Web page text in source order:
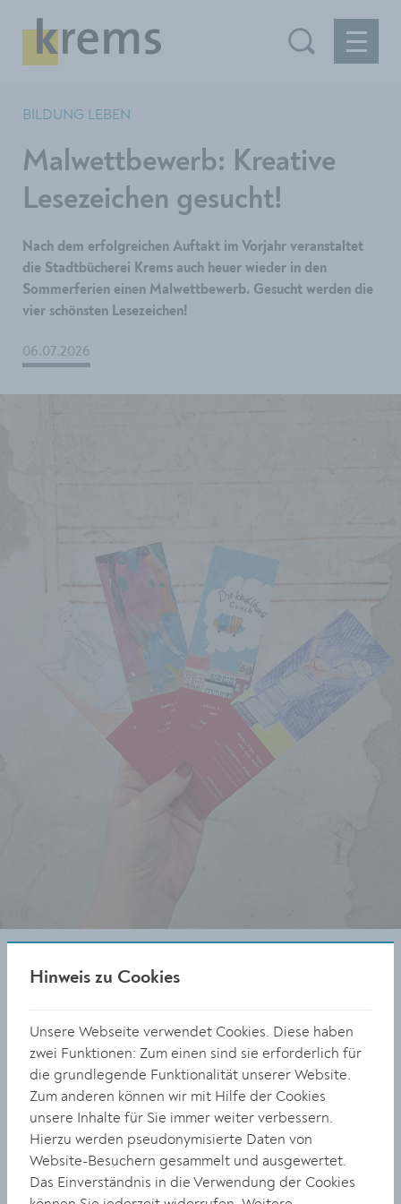
BILDUNG LEBEN
Malwettbewerb: Kreative
Lesezeichen gesucht!
Nach dem erfolgreichen Auftakt im Vorjahr veranstaltet
die Stadtbücherei Krems auch heuer wieder in den
Sommerferien einen Malwettbewerb. Gesucht werden die
vier schönsten Lesezeichen!
06.07.2026
© Stadtbücherei Krems / Julia Nicolodi
Neu ist, dass heuer nicht nur Kinder und Jugendliche,
sondern erstmals auch Erwachsene eingeladen sind,
ihre Entwürfe beim Lesezeichen-Wettbewerb
einzureichen. So funktioniert’s: Einfach ein Buch in der
Stadtbücherei ausborgen, lesen und dann passend
dazu ein Lesezeichen entwerfen. Die entsprechende
Vorlage und weitere Infos zum Wettbewerb gibt es
online (www.krems.at/buecherei) oder direkt in der
Hinweis zu Cookies
Unsere Webseite verwendet Cookies. Diese haben
zwei Funktionen: Zum einen sind sie erforderlich für
die grundlegende Funktionalität unserer Website.
Zum anderen können wir mit Hilfe der Cookies
unsere Inhalte für Sie immer weiter verbessern.
Hierzu werden pseudonymisierte Daten von
Website-Besuchern gesammelt und ausgewertet.
Das Einverständnis in die Verwendung der Cookies